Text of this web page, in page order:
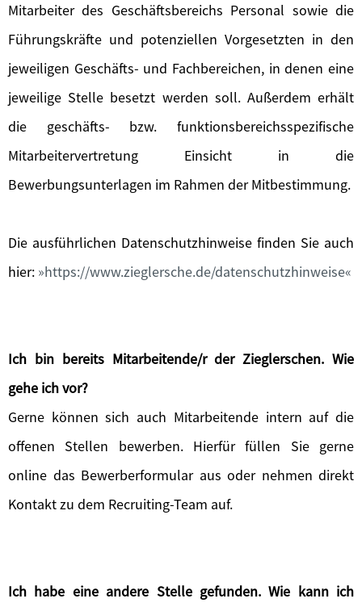
Mitarbeiter des Geschäftsbereichs Personal sowie die
Führungskräfte und potenziellen Vorgesetzten in den
jeweiligen Geschäfts- und Fachbereichen, in denen eine
jeweilige Stelle besetzt werden soll. Außerdem erhält
die geschäfts- bzw. funktionsbereichsspezifische
Mitarbeitervertretung Einsicht in die
Bewerbungsunterlagen im Rahmen der Mitbestimmung.
Die ausführlichen Datenschutzhinweise finden Sie auch
hier: https://www.zieglersche.de/datenschutzhinweise
Ich bin bereits Mitarbeitende/r der Zieglerschen. Wie
gehe ich vor?
Gerne können sich auch Mitarbeitende intern auf die
offenen Stellen bewerben. Hierfür füllen Sie gerne
online das Bewerberformular aus oder nehmen direkt
Kontakt zu dem Recruiting-Team auf.
Ich habe eine andere Stelle gefunden. Wie kann ich